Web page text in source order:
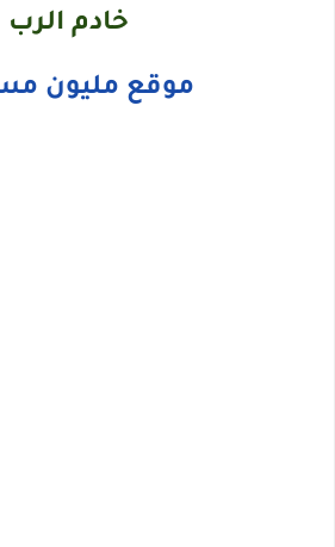
خادم الرب
موقع مليون